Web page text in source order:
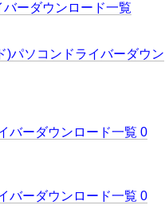
ーダウンロード一覧
)パソコンドライバーダウン
バーダウンロード一覧 0
バーダウンロード一覧 0